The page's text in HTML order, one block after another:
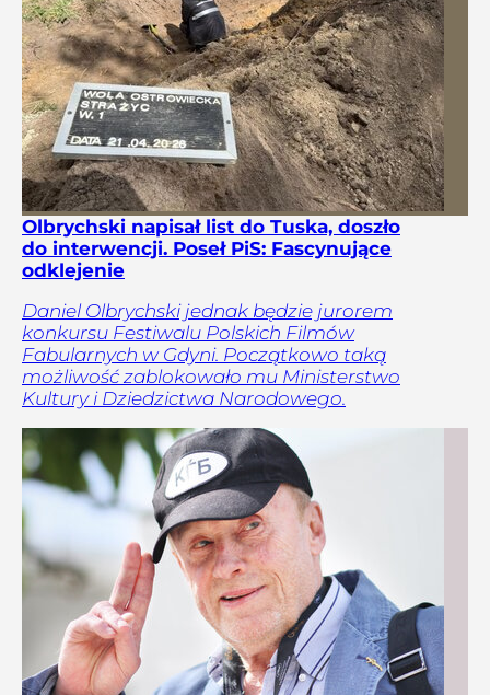
Olbrychski napisał list do Tuska, doszło
do interwencji. Poseł PiS: Fascynujące
odklejenie
Daniel Olbrychski jednak będzie jurorem
konkursu Festiwalu Polskich Filmów
Fabularnych w Gdyni. Początkowo taką
możliwość zablokowało mu Ministerstwo
Kultury i Dziedzictwa Narodowego.